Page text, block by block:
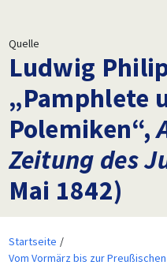
Quelle
Ludwig
„Pamphlete
Polemiken“,
Zeitung des
Mai 1842)
Startseite
Vom Vormärz bis zur